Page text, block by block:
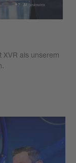
als unserem